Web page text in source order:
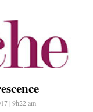
| 9h22 am